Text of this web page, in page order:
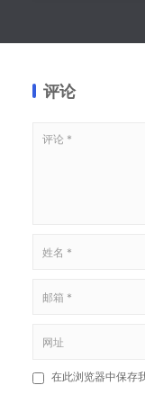
评论
在此浏览器中保存